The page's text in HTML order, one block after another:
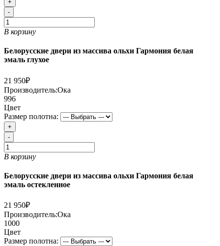
+
-
В корзину
Белорусские двери из массива ольхи Гармония белая
эмаль глухое
21 950₽
Производитель:Ока
996
Цвет
Размер полотна:
+
-
В корзину
Белорусские двери из массива ольхи Гармония белая
эмаль остекленное
21 950₽
Производитель:Ока
1000
Цвет
Размер полотна: